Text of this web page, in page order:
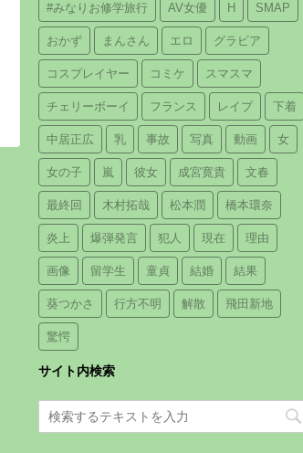
#みなりお修学旅行 AV女優 H SMAP
おかず まんさん エロ グラビア
コスプレイヤー コミケ スマスマ
チェリーボーイ フランス レイプ 下着
中居正広 乳 事故 写真 動画 女
女の子 嵐 彼女 成宮寛貴 文春
最終回 木村拓哉 松本潤 橋本環奈
炎上 爆弾発言 犯人 現在 理由
画像 留学生 童貞 結婚 結果
葵つかさ 行方不明 解散 飛田新地
驚愕
サイト内検索